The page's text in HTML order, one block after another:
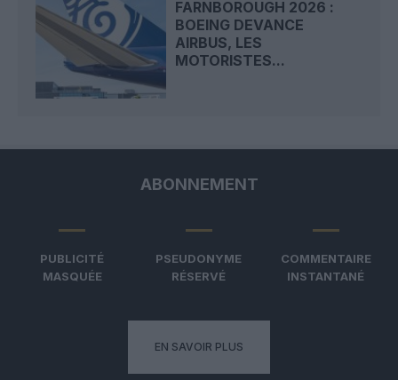
FARNBOROUGH 2026 :
BOEING DEVANCE
AIRBUS, LES
MOTORISTES...
ABONNEMENT
PUBLICITÉ
MASQUÉE
PSEUDONYME
RÉSERVÉ
COMMENTAIRE
INSTANTANÉ
EN SAVOIR PLUS